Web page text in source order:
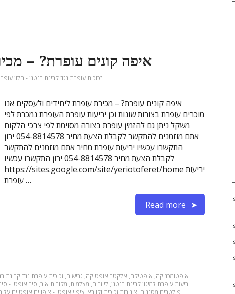
איפה קונים עופרת? –
זכוכית עופרת נגד קרינת רנטגן - חלון
איפה קונים עופרת? – מכירת עופרת ליחידים ולעסקים אנו
מוכרים עופרת בצורות שונות וכן יריעות עופרת העופרת נמכרת לפי
משקל ניתן גם להזמין עופרת בצורה מסוימת לפי צרכי הלקוח
אתם מוזמנים להתקשר לקבלת הצעת מחיר 054-8814578 ירון
התקשרו עכשיו יריעות עופרת מחיר אתם מוזמנים להתקשר
לקבלת הצעת מחיר 054-8814578 ירון התקשרו עכשיו
https://sites.google.com/site/yeriotoferet/home יריעות
עופרת …
Read more
אופטומכניקה, אופטיקה, אלקטרואופטיקה, גבישים, זכוכית עופרת נגד קרינת
יריעות עופרת למיגון קרינת רנטגן, לייזרים, מצלמות, מקורות אור, סיב אופטי -
פילטרים מסננים, צינורות זכוכית וקוורץ, ציפוי אופטי - ציפויים אופטיים על